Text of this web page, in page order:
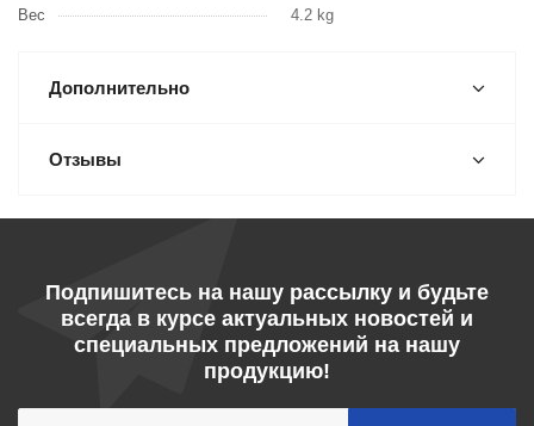
Вес
4.2 kg
Дополнительно
Отзывы
Подпишитесь на нашу рассылку и будьте
всегда в курсе актуальных новостей и
специальных предложений на нашу
продукцию!